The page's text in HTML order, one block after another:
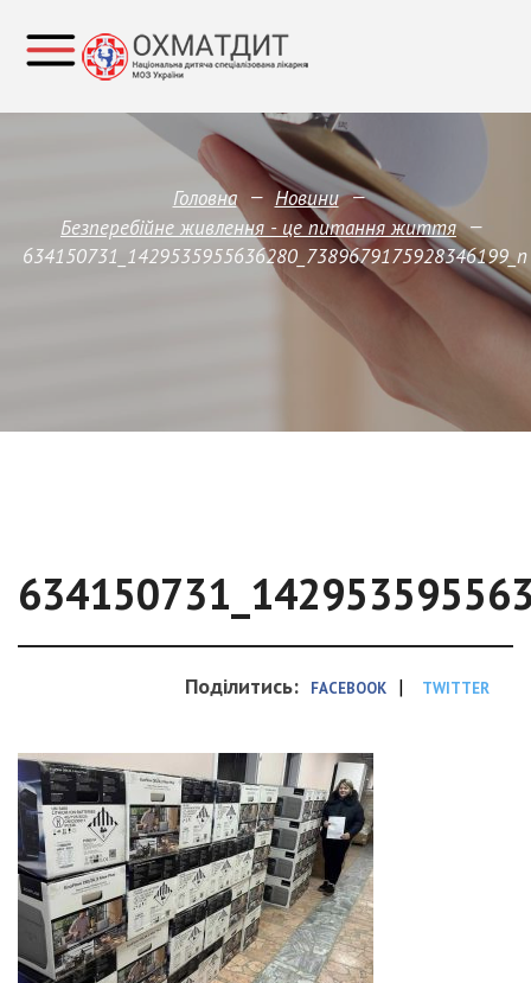
Головна — Новини —
Безперебійне живлення - це питання життя —
634150731_1429535955636280_7389679175928346199_n
Поділитись: FACEBOOK | TWITTER